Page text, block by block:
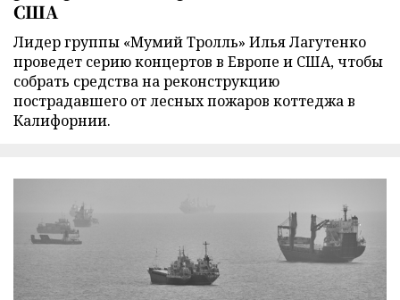
США
Лидер группы «Мумий Тролль» Илья Лагутенко
проведет серию концертов в Европе и США, чтобы
собрать средства на реконструкцию
пострадавшего от лесных пожаров коттеджа в
Калифорнии.